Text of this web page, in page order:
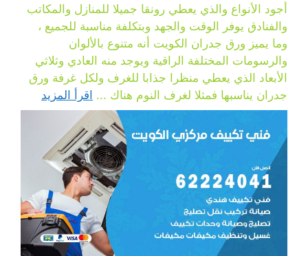
أجود الأنواع والذي يعطي رونقا جميلا للمنازل والمكاتب
والفنادق يوفر الوقت والجهد وبتكلفة مناسبة للجميع ،
وما يميز ورق جدران الكويت أنه متنوع بالألوان
والرسومات المختلفة الراقية ويوجد منه العادي وثلاثي
الأبعاد الذي يعطي منظرا جذابا للغرف ولكل غرفة ورق
جدران يناسبها فمثلا لغرف النوم هناك ... اقرأ المزيد